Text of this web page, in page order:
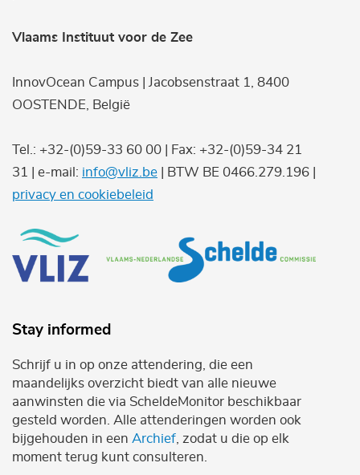
Vlaams Instituut voor de Zee
InnovOcean Campus | Jacobsenstraat 1, 8400
OOSTENDE, België
Tel.: +32-(0)59-33 60 00 | Fax: +32-(0)59-34 21
31 | e-mail: info@vliz.be | BTW BE 0466.279.196 |
privacy en cookiebeleid
Stay informed
Schrijf u in op onze attendering, die een
maandelijks overzicht biedt van alle nieuwe
aanwinsten die via ScheldeMonitor beschikbaar
gesteld worden. Alle attenderingen worden ook
bijgehouden in een Archief , zodat u die op elk
moment terug kunt consulteren.